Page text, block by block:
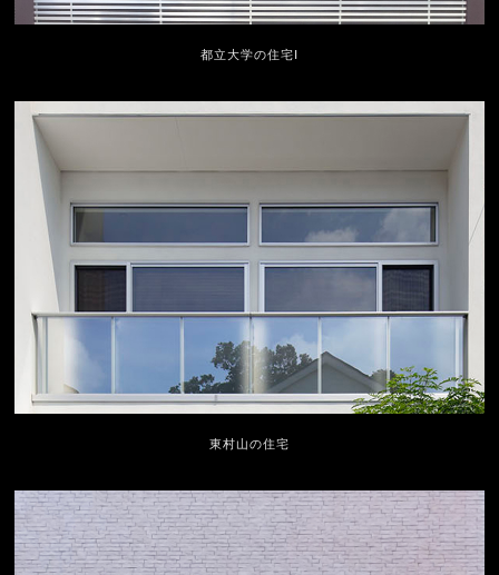
都立大学の住宅Ⅰ
東村山の住宅